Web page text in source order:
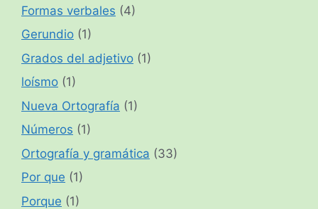
Formas verbales (4)
Gerundio (1)
Grados del adjetivo (1)
loísmo (1)
Nueva Ortografía (1)
Números (1)
Ortografía y gramática (33)
Por que (1)
Porque (1)